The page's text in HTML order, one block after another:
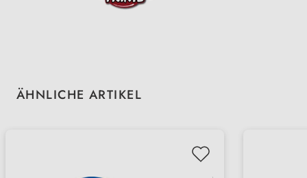
Produktgalerie überspringen
ÄHNLICHE ARTIKEL